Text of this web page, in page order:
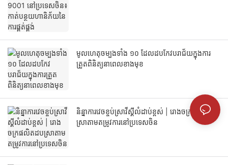
មូលហេតុចម្បងទាំង ១០ ដែលដបកែវបរាជ័យក្នុងការ
ត្រួតពិនិត្យនាពេលខាងមុខ
និន្នាការវេចខ្ចប់ស្រាវីស្គីលំដាប់ខ្ពស់ | រោងចក្រផលិតដប
ស្រាតាមតម្រូវការនៅប្រទេសចិន